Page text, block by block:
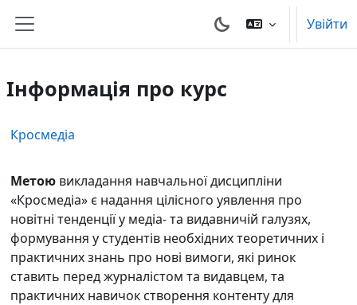
Бокова панель
Увійти
Інформація про курс
Кросмедіа
Метою викладання навчальної дисципліни
«Кросмедіа» є надання цілісного уявлення про
новітні тенденції у медіа- та видавничій галузях,
формування у студентів необхідних теоретичних і
практичних знань про нові вимоги, які ринок
ставить перед журналістом та видавцем, та
практичних навичок створення контенту для